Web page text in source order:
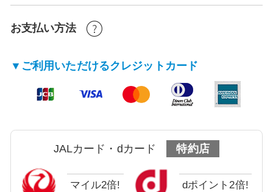
お支払い方法
▼ご利用いただけるクレジットカード
JALカード・dカード 特約店
マイル2倍! dポイント2倍!